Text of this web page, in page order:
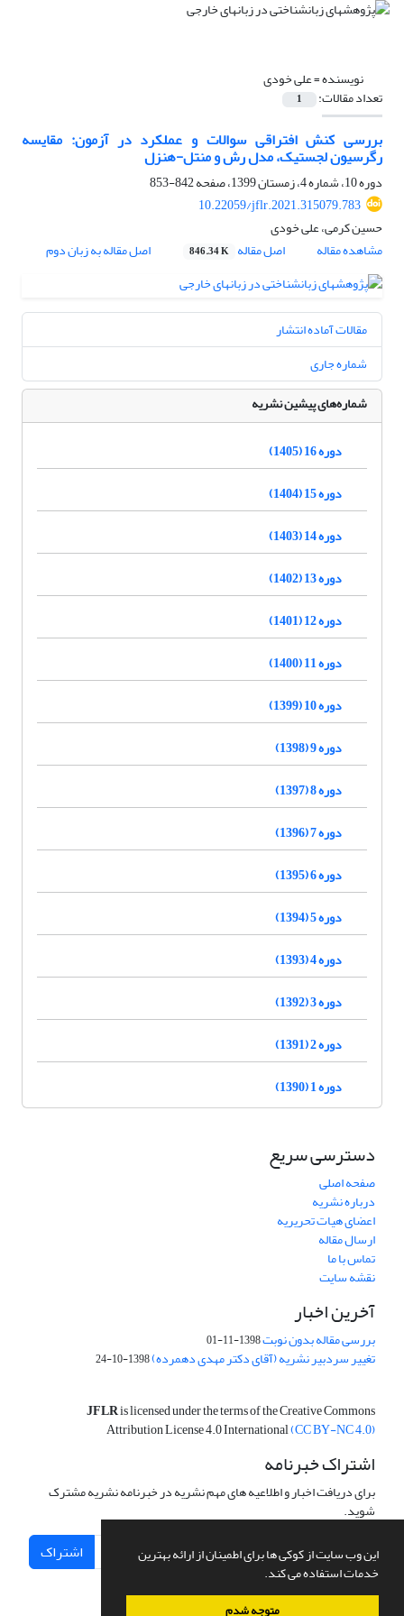
این وب سایت از کوکی ها برای اطمینان از ارائه بهترین
خدمات استفاده می کند.
متوجه شدم
نویسنده =علی خودی
تعداد مقالات: 1
بررسی کنش افتراقی سوالات و عملکرد در آزمون: مقایسه
رگرسیون لجستیک، مدل رش و منتل-هنزل
دوره 10، شماره 4، زمستان 1399، صفحه
842-853
10.22059/jflr.2021.315079.783
حسین کرمی، علی خودی
مشاهده مقاله
اصل مقاله 846.34 K اصل مقاله به زبان دوم
مقالات آماده انتشار
شماره جاری
شماره‌های پیشین نشریه
دوره 16 (1405)
دوره 15 (1404)
دوره 14 (1403)
دوره 13 (1402)
دوره 12 (1401)
دوره 11 (1400)
دوره 10 (1399)
دوره 9 (1398)
دوره 8 (1397)
دوره 7 (1396)
دوره 6 (1395)
دوره 5 (1394)
دوره 4 (1393)
دوره 3 (1392)
دوره 2 (1391)
دوره 1 (1390)
دسترسی سریع
صفحه اصلی
درباره نشریه
اعضای هیات تحریریه
ارسال مقاله
تماس با ما
نقشه سایت
آخرین اخبار
بررسی مقاله بدون نوبت1398-11-01
تغییر سردبیر نشریه (آقای دکتر مهدی دهمرده)1398-10-24
JFLRis licensed under the terms of the Creative Commons
Attribution License 4.0 International(CC BY-NC 4.0)
اشتراک خبرنامه
برای دریافت اخبار و اطلاعیه های مهم نشریه در خبرنامه نشریه مشترک
شوید.
اشتراک